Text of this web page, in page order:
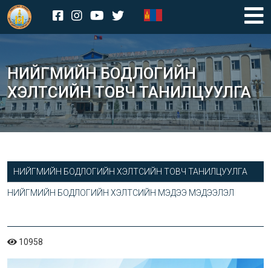
НИЙГМИЙН БОДЛОГИЙН
ХЭЛТСИЙН ТОВЧ ТАНИЛЦУУЛГА
НИЙГМИЙН БОДЛОГИЙН ХЭЛТСИЙН ТОВЧ ТАНИЛЦУУЛГА
НИЙГМИЙН БОДЛОГИЙН ХЭЛТСИЙН МЭДЭЭ МЭДЭЭЛЭЛ
10958